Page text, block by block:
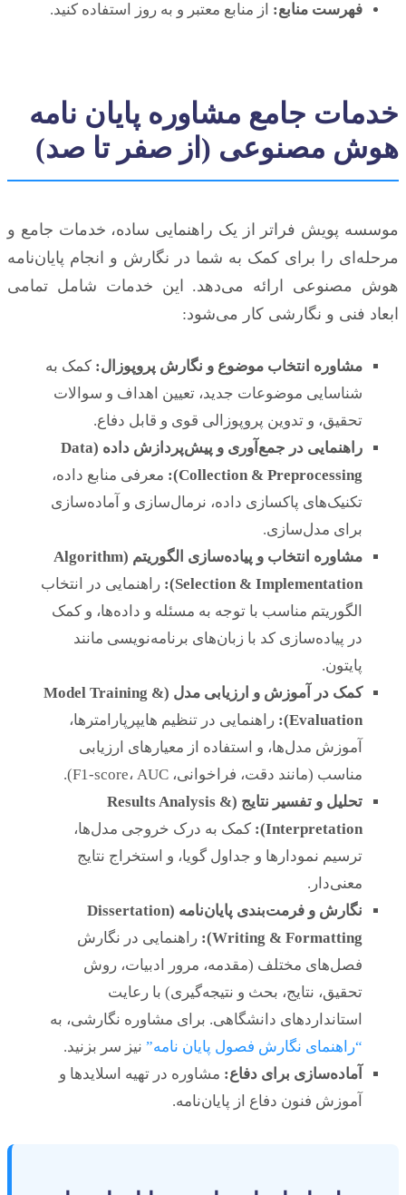
فهرست منابع: از منابع معتبر و به روز استفاده کنید.
خدمات جامع مشاوره پایان نامه
هوش مصنوعی (از صفر تا صد)
موسسه پویش فراتر از یک راهنمایی ساده، خدمات جامع و
مرحله‌ای را برای کمک به شما در نگارش و انجام پایان‌نامه
هوش مصنوعی ارائه می‌دهد. این خدمات شامل تمامی
ابعاد فنی و نگارشی کار می‌شود:
مشاوره انتخاب موضوع و نگارش پروپوزال: کمک به
شناسایی موضوعات جدید، تعیین اهداف و سوالات
تحقیق، و تدوین پروپوزالی قوی و قابل دفاع.
راهنمایی در جمع‌آوری و پیش‌پردازش داده (Data
Collection & Preprocessing):
معرفی منابع داده،
تکنیک‌های پاکسازی داده، نرمال‌سازی و آماده‌سازی
برای مدل‌سازی.
مشاوره انتخاب و پیاده‌سازی الگوریتم (Algorithm
Selection & Implementation):
راهنمایی در انتخاب
الگوریتم مناسب با توجه به مسئله و داده‌ها، و کمک
در پیاده‌سازی کد با زبان‌های برنامه‌نویسی مانند
پایتون.
کمک در آموزش و ارزیابی مدل (Model Training &
Evaluation):
راهنمایی در تنظیم هایپرپارامترها،
آموزش مدل‌ها، و استفاده از معیارهای ارزیابی
مناسب (مانند دقت، فراخوانی، F1-score، AUC).
تحلیل و تفسیر نتایج (Results Analysis &
Interpretation):
کمک به درک خروجی مدل‌ها،
ترسیم نمودارها و جداول گویا، و استخراج نتایج
معنی‌دار.
نگارش و فرمت‌بندی پایان‌نامه (Dissertation
Writing & Formatting):
راهنمایی در نگارش
فصل‌های مختلف (مقدمه، مرور ادبیات، روش
تحقیق، نتایج، بحث و نتیجه‌گیری) با رعایت
استانداردهای دانشگاهی. برای مشاوره نگارشی، به
“راهنمای نگارش فصول پایان نامه” نیز سر بزنید.
آماده‌سازی برای دفاع: مشاوره در تهیه اسلایدها و
آموزش فنون دفاع از پایان‌نامه.